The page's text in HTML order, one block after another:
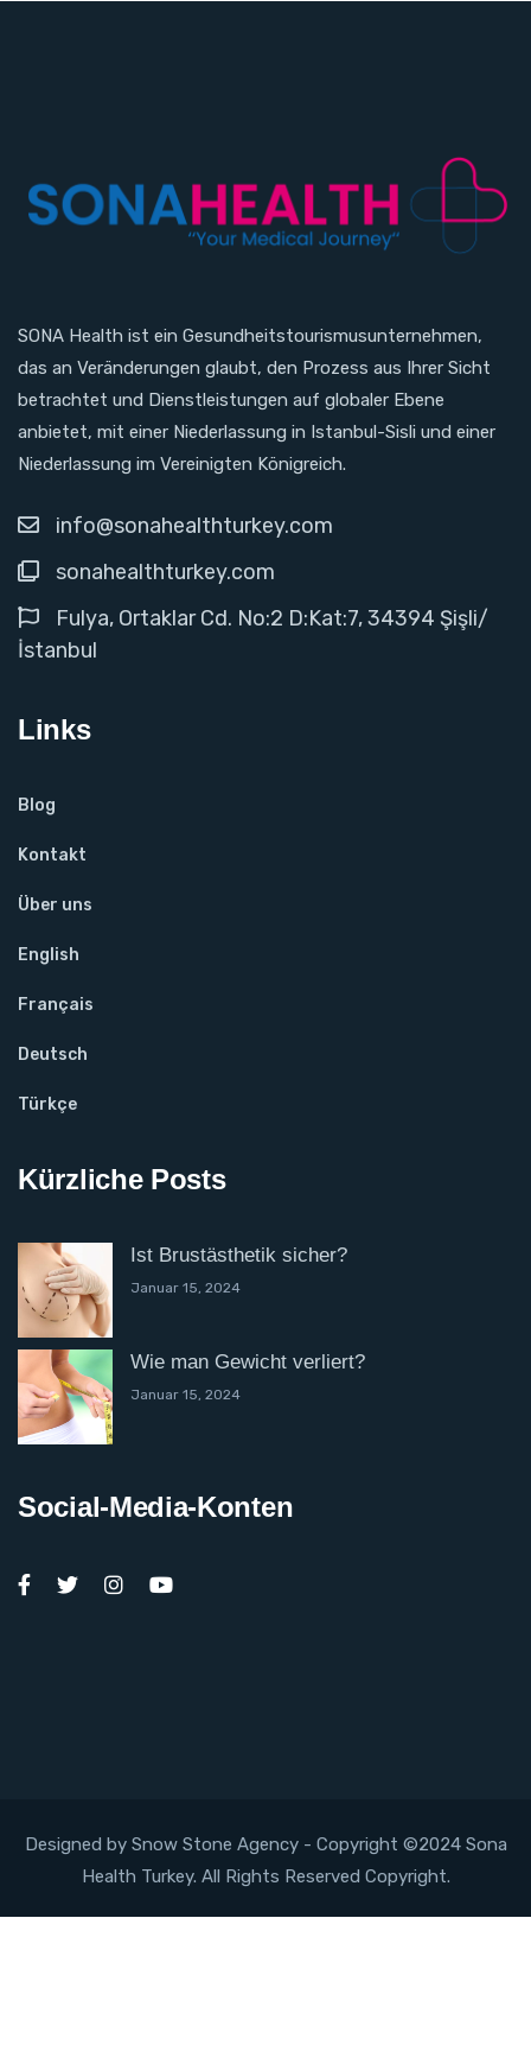
SONA Health ist ein Gesundheitstourismusunternehmen,
das an Veränderungen glaubt, den Prozess aus Ihrer Sicht
betrachtet und Dienstleistungen auf globaler Ebene
anbietet, mit einer Niederlassung in Istanbul-Sisli und einer
Niederlassung im Vereinigten Königreich.
info@sonahealthturkey.com
sonahealthturkey.com
Fulya, Ortaklar Cd. No:2 D:Kat:7, 34394 Şişli/
İstanbul
Links
Blog
Kontakt
Über uns
English
Français
Deutsch
Türkçe
Kürzliche Posts
Ist Brustästhetik sicher?
Januar 15, 2024
Wie man Gewicht verliert?
Januar 15, 2024
Social-Media-Konten
Designed by Snow Stone Agency - Copyright ©2024 Sona
Health Turkey. All Rights Reserved Copyright.